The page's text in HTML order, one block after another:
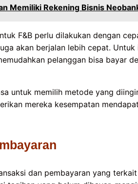
Memiliki Rekening Bisnis
F&B perlu dilakukan dengan
akan berjalan lebih cepat.
pelanggan bisa bayar
untuk memilih metode yang
mereka kesempatan
dan pembayaran yang